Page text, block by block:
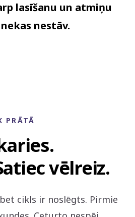
lasīšanu un atmiņu
nestāv.
PRĀTĀ
vēlreiz.
cikls ir noslēgts. Pirmie